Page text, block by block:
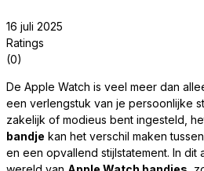
16 juli 2025
Ratings
(0)
De Apple Watch is veel meer dan
een verlengstuk van je persoonlijke
zakelijk of modieus bent ingesteld,
bandje kan het verschil maken
en een opvallend stijlstatement. In